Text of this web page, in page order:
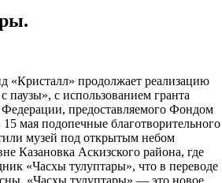
«Кристалл» продолжает реализацию
паузы», с использованием гранта
предоставляемого Фондом
мая подопечные благотворительного
музей под открытым небом
Казановка Аскизского района, где
«Часхы тулуптары», что в переводе
«Часхы тулуптары» — это новое